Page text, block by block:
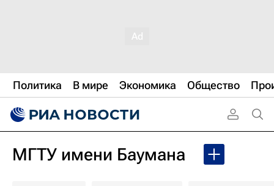
Политика В мире Экономика Общество
МГТУ имени Баумана